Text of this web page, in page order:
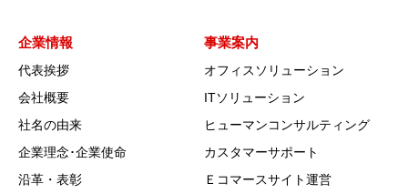
企業情報
代表挨拶
会社概要
社名の由来
企業理念･企業使命
沿革・表彰
事業案内
オフィスソリューション
ITソリューション
ヒューマンコンサルティング
カスタマーサポート
Ｅコマースサイト運営